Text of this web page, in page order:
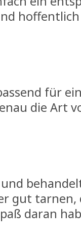
für
die Art
gut tarnen,
daran